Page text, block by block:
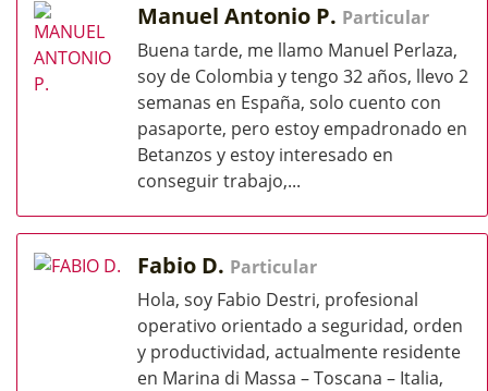
Manuel Antonio P. Particular
Buena tarde, me llamo Manuel Perlaza,
soy de Colombia y tengo 32 años, llevo 2
semanas en España, solo cuento con
pasaporte, pero estoy empadronado en
Betanzos y estoy interesado en
conseguir trabajo,...
Fabio D. Particular
Hola, soy Fabio Destri, profesional
operativo orientado a seguridad, orden
y productividad, actualmente residente
en Marina di Massa – Toscana – Italia,